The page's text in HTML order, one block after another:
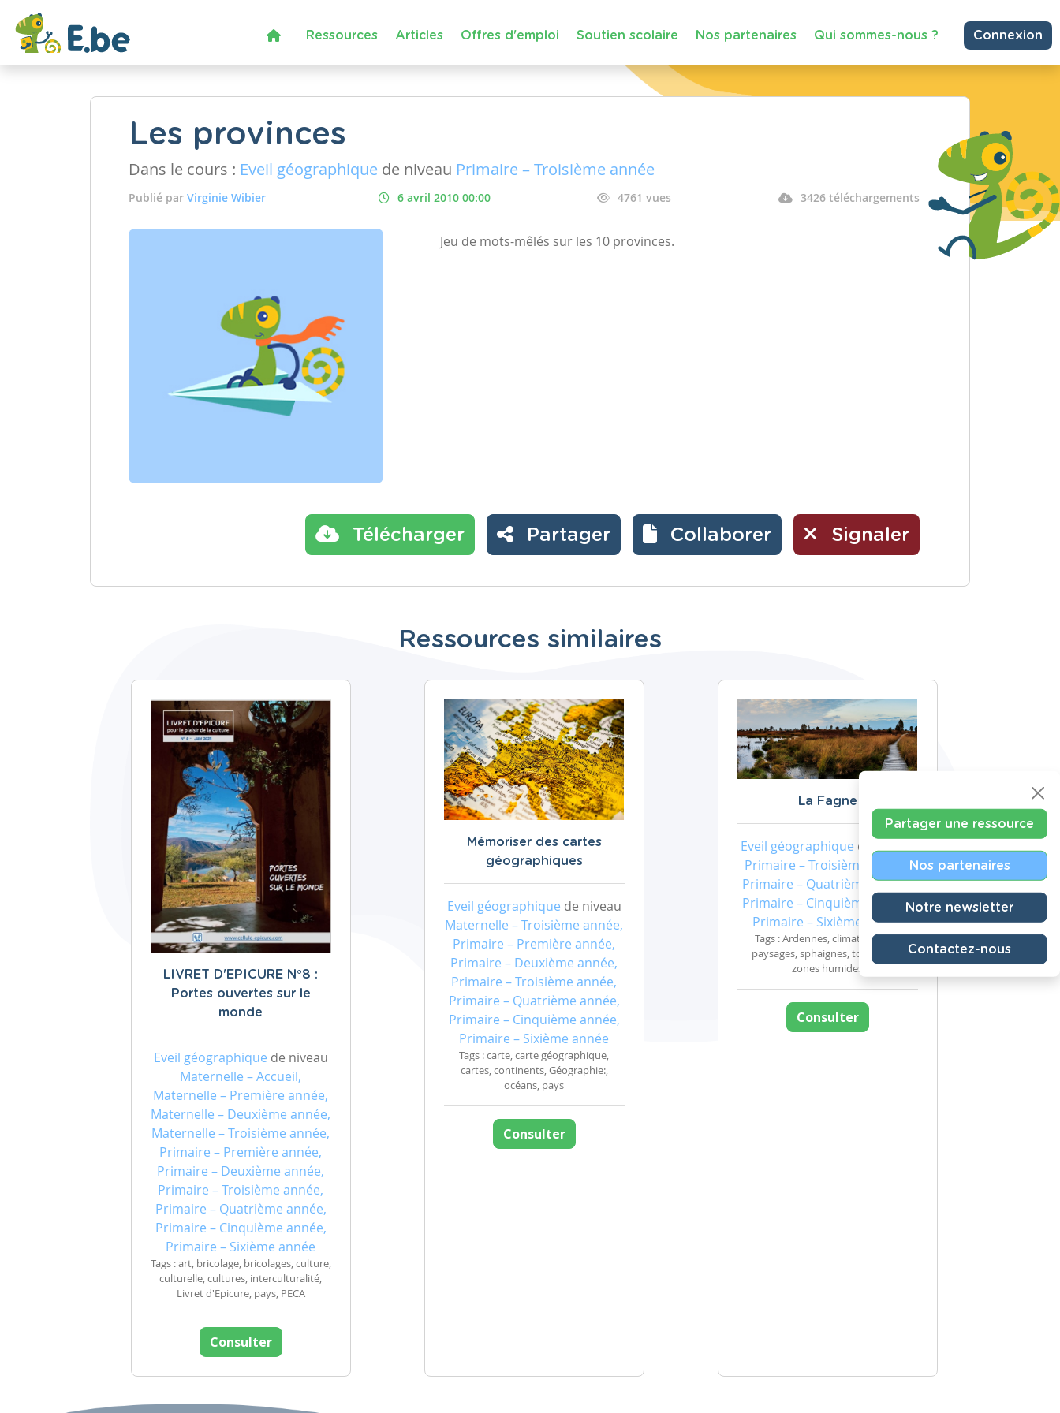
Ressources Articles Offres d'emploi Soutien scolaire Nos partenaires Qui sommes-nous ? Connexion
Les provinces
Dans le cours : Eveil géographique de niveau Primaire – Troisième année
Publié par Virginie Wibier 6 avril 2010 00:00 4761 vues 3426 téléchargements
Jeu de mots-mêlés sur les 10 provinces.
Télécharger Partager Collaborer Signaler
Ressources similaires
LIVRET D'EPICURE N°8 :
Portes ouvertes sur le
monde
Eveil géographique de niveau
Maternelle – Accueil,
Maternelle – Première année,
Maternelle – Deuxième année,
Maternelle – Troisième année,
Primaire – Première année,
Primaire – Deuxième année,
Primaire – Troisième année,
Primaire – Quatrième année,
Primaire – Cinquième année,
Primaire – Sixième année
Tags : art, bricolage, bricolages, culture,
culturelle, cultures, interculturalité,
Livret d'Epicure, pays, PECA
Consulter
Mémoriser des cartes
géographiques
Eveil géographique de niveau
Maternelle – Troisième année,
Primaire – Première année,
Primaire – Deuxième année,
Primaire – Troisième année,
Primaire – Quatrième année,
Primaire – Cinquième année,
Primaire – Sixième année
Tags : carte, carte géographique,
cartes, continents, Géographie:,
océans, pays
Consulter
La Fagne
Eveil géographique de niveau
Primaire – Troisième année,
Primaire – Quatrième année,
Primaire – Cinquième année,
Primaire – Sixième année
Tags : Ardennes, climat, fagnes ,
paysages, sphaignes, tourbières,
zones humides
Consulter
Partager une ressource
Nos partenaires
Notre newsletter
Contactez-nous